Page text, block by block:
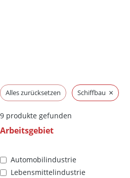
Alles zurücksetzen Schiffbau ×
9 produkte gefunden
Arbeitsgebiet
Automobilindustrie
Lebensmittelindustrie